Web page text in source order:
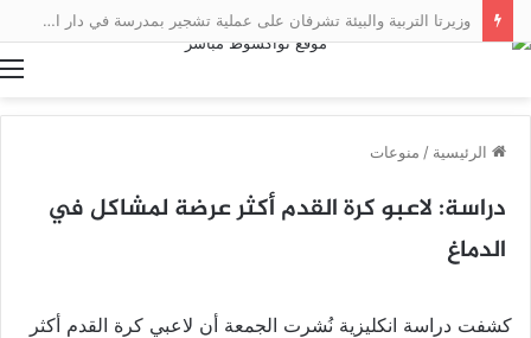
وزيرتا التربية والبيئة تشرفان على عملية تشجير بمدرسة في دار النعيم
الرئيسية / منوعات
دراسة: لاعبو كرة القدم أكثر عرضة لمشاكل في
الدماغ
كشفت دراسة انكليزية نُشرت الجمعة أن لاعبي كرة القدم أكثر